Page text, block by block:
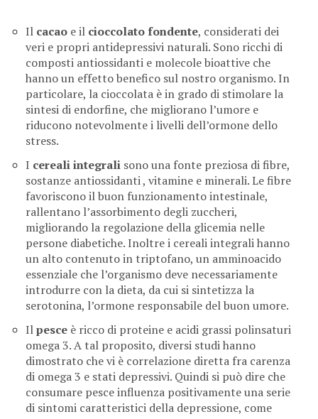
Il cacao e il cioccolato fondente, considerati dei
veri e propri antidepressivi naturali. Sono ricchi di
composti antiossidanti e molecole bioattive che
hanno un effetto benefico sul nostro organismo. In
particolare, la cioccolata è in grado di stimolare la
sintesi di endorfine, che migliorano l’umore e
riducono notevolmente i livelli dell’ormone dello
stress.
I cereali integrali sono una fonte preziosa di fibre,
sostanze antiossidanti , vitamine e minerali. Le fibre
favoriscono il buon funzionamento intestinale,
rallentano l’assorbimento degli zuccheri,
migliorando la regolazione della glicemia nelle
persone diabetiche. Inoltre i cereali integrali hanno
un alto contenuto in triptofano, un amminoacido
essenziale che l’organismo deve necessariamente
introdurre con la dieta, da cui si sintetizza la
serotonina, l’ormone responsabile del buon umore.
Ilpesce è ricco di proteine e acidi grassi polinsaturi
omega 3. A tal proposito, diversi studi hanno
dimostrato che vi è correlazione diretta fra carenza
di omega 3 e stati depressivi. Quindi si può dire che
consumare pesce influenza positivamente una serie
di sintomi caratteristici della depressione, come